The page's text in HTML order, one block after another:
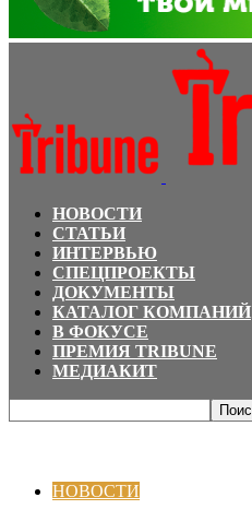
НОВОСТИ
СТАТЬИ
ИНТЕРВЬЮ
СПЕЦПРОЕКТЫ
ДОКУМЕНТЫ
КАТАЛОГ КОМПАНИЙ
В ФОКУСЕ
ПРЕМИЯ TRIBUNE
МЕДИАКИТ
НОВОСТИ